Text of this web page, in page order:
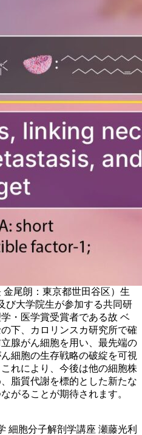
尾朗：東京都世田谷区）生
び大学院生が参加する共同研
・医学賞受賞者である故 ベ
下、カロリンスカ研究所で確
腺がん細胞を用い、最先端の
細胞の生存戦略の破綻を可視
れにより、今後は他の細胞株
脂質代謝を標的とした新たな
がることが期待されます。
細胞分子解剖学講座 瀬藤光利